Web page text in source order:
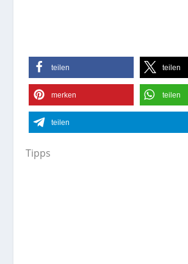
teilen teilen
merken teilen
teilen
Tipps